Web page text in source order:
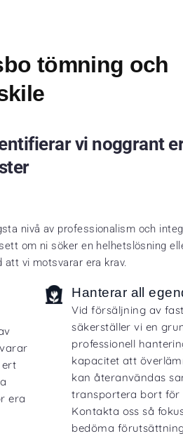
tömning och
vi noggrant
nivå av professionalism och
om ni söker en helhetslösning
att vi motsvarar era krav.
era
Hanterar all
Vid försäljning av
säkerställer vi en
professionell
kapacitet att
kan återanvändas
transportera bort för
Kontakta oss så
bedöma